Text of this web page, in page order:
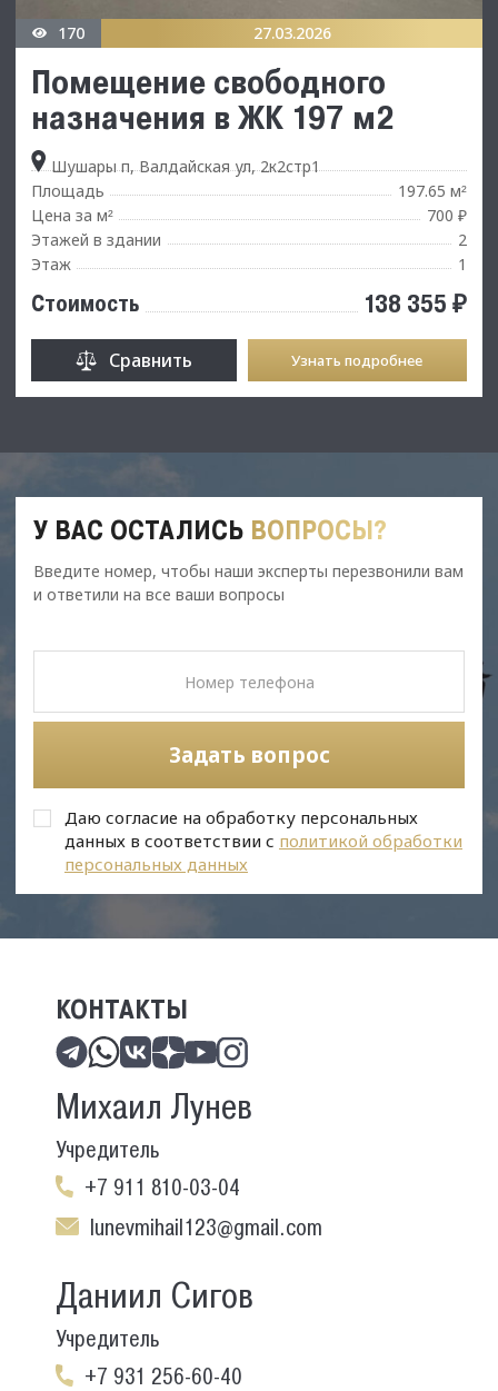
170 27.03.2026
Помещение свободного
назначения в ЖК 197 м2
Шушары п, Валдайская ул, 2к2стр1
Площадь
197.65 м²
Цена за м²
700 ₽
Этажей в здании
2
Этаж
1
Стоимость 138 355 ₽
Сравнить Узнать подробнее
У ВАС ОСТАЛИСЬ ВОПРОСЫ?
Введите номер, чтобы наши эксперты перезвонили вам
и ответили на все ваши вопросы
Задать вопрос
Даю согласие на обработку персональных
данных в соответствии с политикой обработки
персональных данных
КОНТАКТЫ
Михаил Лунев
Учредитель
+7 911 810-03-04
lunevmihail123@gmail.com
Даниил Сигов
Учредитель
+7 931 256-60-40